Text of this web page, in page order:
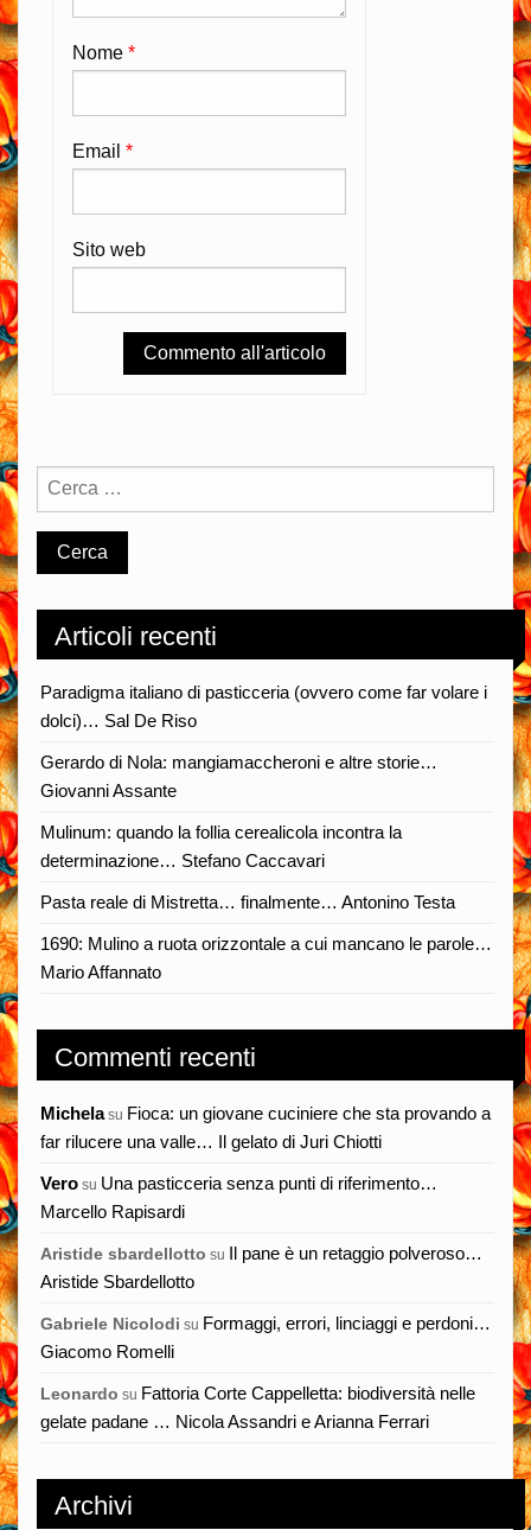
Nome *
Email *
Sito web
Articoli recenti
Paradigma italiano di pasticceria (ovvero come far volare i
dolci)… Sal De Riso
Gerardo di Nola: mangiamaccheroni e altre storie…
Giovanni Assante
Mulinum: quando la follia cerealicola incontra la
determinazione… Stefano Caccavari
Pasta reale di Mistretta… finalmente… Antonino Testa
1690: Mulino a ruota orizzontale a cui mancano le parole…
Mario Affannato
Commenti recenti
Michelasu Fioca: un giovane cuciniere che sta provando a
far rilucere una valle… Il gelato di Juri Chiotti
Vero su Una pasticceria senza punti di riferimento…
Marcello Rapisardi
Aristide sbardellotto su Il pane è un retaggio polveroso…
Aristide Sbardellotto
Gabriele Nicolodi su Formaggi, errori, linciaggi e perdoni…
Giacomo Romelli
Leonardo su Fattoria Corte Cappelletta: biodiversità nelle
gelate padane … Nicola Assandri e Arianna Ferrari
Archivi